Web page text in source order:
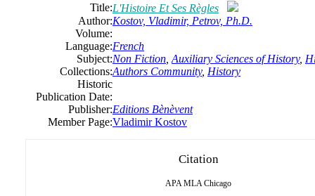
Title:L'Histoire Et Ses Règles
Author:Kostov, Vladimir, Petrov, Ph.D.
Volume:
Language:French
Subject:Non Fiction Auxiliary Sciences of History,
Collections:Authors Community, History
Historic
Publication Date:
Publisher:Editions Bènèvent
Member Page:Vladimir Kostov
Citation
APA MLA Chicago